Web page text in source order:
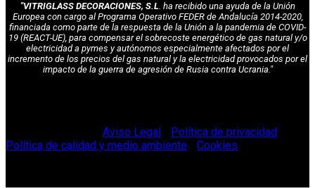
"VITRIGLASS DECORACIONES, S.L. ha recibido una ayuda de la Unión
Europea con cargo al Programa Operativo FEDER de Andalucía 2014-2020,
financiada como parte de la respuesta de la Unión a la pandemia de COVID-
19 (REACT-UE), para compensar el sobrecoste energético de gas natural y/o
electricidad a pymes y autónomos especialmente afectados por el
incremento de los precios del gas natural y la electricidad provocados por el
impacto de la guerra de agresión de Rusia contra Ucrania."
Aviso Legal Política de privacidad
Política de calidad y medio ambiente
Cookies